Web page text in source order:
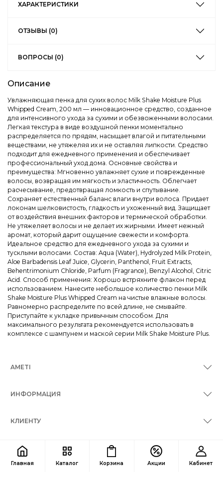
Главная Каталог Корзина Акции Кабинет
ХАРАКТЕРИСТИКИ
ОТЗЫВЫ (0)
ВОПРОСЫ (0)
Описание
Увлажняющая пенка для сухих волос Milk Shake Moisture Plus
Whipped Cream, 200 мл — инновационное средство, созданное
для интенсивного ухода за сухими и обезвоженными волосами.
Легкая текстура в виде воздушной пенки моментально
распределяется по прядям, насыщает влагой и питательными
веществами, не утяжеляя их и не оставляя липкости. Средство
подходит для ежедневного применения и обеспечивает
профессиональный уход дома. Основные свойства и
преимущества: Мгновенно увлажняет сухие и поврежденные
волосы, возвращая им мягкость и эластичность. Облегчает
расчесывание, предотвращая ломкость и спутывание.
Сохраняет естественный баланс влаги внутри волоса. Придает
локонам шелковистость, гладкость и ухоженный вид. Защищает
от воздействия внешних факторов и термической обработки.
Не утяжеляет волосы и не делает их жирными. Имеет нежный
аромат, который дарит ощущение свежести и комфорта.
Идеальное средство для ежедневного ухода за сухими и
тусклыми волосами. Состав: Aqua (Water), Hydrolyzed Milk Protein,
Aloe Barbadensis Leaf Juice, Glycerin, Panthenol, Fruit Extracts,
Behentrimonium Chloride, Parfum (Fragrance), Benzyl Alcohol, Citric
Acid. Способ применения: Хорошо встряхните флакон перед
использованием. Нанесите небольшое количество пенки Milk
Shake Moisture Plus Whipped Cream на чистые влажные волосы.
Равномерно распределите по всей длине, не смывайте.
Приступайте к укладке привычным способом. Для
максимального результата рекомендуется использовать в
комплексе с шампунем и маской серии Milk Shake Moisture Plus.
AMETI
ИНФОРМАЦИЯ
КЛИЕНТУ
КОНТАКТЫ